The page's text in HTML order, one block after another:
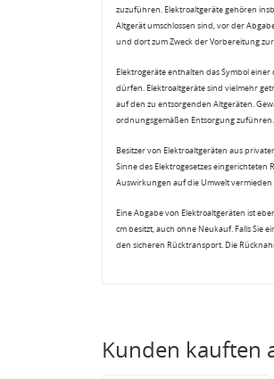
zuzuführen. Elektroaltgeräte gehören
Altgerät umschlossen sind, vor der
und dort zum Zweck der Vorbereitung
Elektrogeräte enthalten das Symbol
dürfen. Elektroaltgeräte sind vielmehr
auf den zu entsorgenden Altgeräten.
ordnungsgemäßen Entsorgung zuführen.
Besitzer von Elektroaltgeräten aus
Sinne des Elektrogesetzes
Auswirkungen auf die Umwelt
Eine Abgabe von Elektroaltgeräten ist
cm besitzt, auch ohne Neukauf. Falls Sie
den sicheren Rücktransport. Die
Kunden kauften